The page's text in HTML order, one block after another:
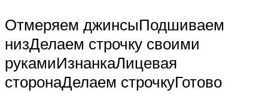
Отмеряем джинсыПодшиваем
низДелаем строчку своими
рукамиИзнанкаЛицевая
сторонаДелаем строчкуГотово